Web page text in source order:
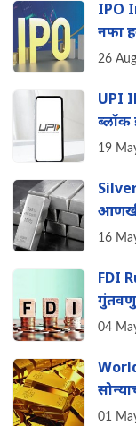
IPO
नफा
'या' 8
26
UPI
ब्लॉक
19
आणखी
मोठी
16
FDI
वेगळे
04
01